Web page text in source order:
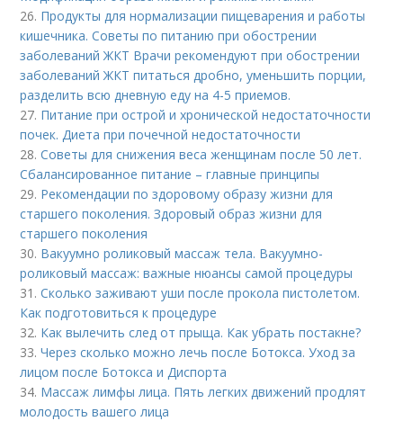
26. Продукты для нормализации пищеварения и работы
кишечника. Советы по питанию при обострении
заболеваний ЖКТ Врачи рекомендуют при обострении
заболеваний ЖКТ питаться дробно, уменьшить порции,
разделить всю дневную еду на 4-5 приемов.
27. Питание при острой и хронической недостаточности
почек. Диета при почечной недостаточности
28.Советы для снижения веса женщинам после 50 лет.
Сбалансированное питание – главные принципы
29. Рекомендации по здоровому образу жизни для
старшего поколения. Здоровый образ жизни для
старшего поколения
30. Вакуумно роликовый массаж тела. Вакуумно-
роликовый массаж: важные нюансы самой процедуры
31.Сколько заживают уши после прокола пистолетом.
Как подготовиться к процедуре
32. Как вылечить след от прыща. Как убрать постакне?
33.Через сколько можно лечь после Ботокса. Уход за
лицом после Ботокса и Диспорта
34. Массаж лимфы лица. Пять легких движений продлят
молодость вашего лица